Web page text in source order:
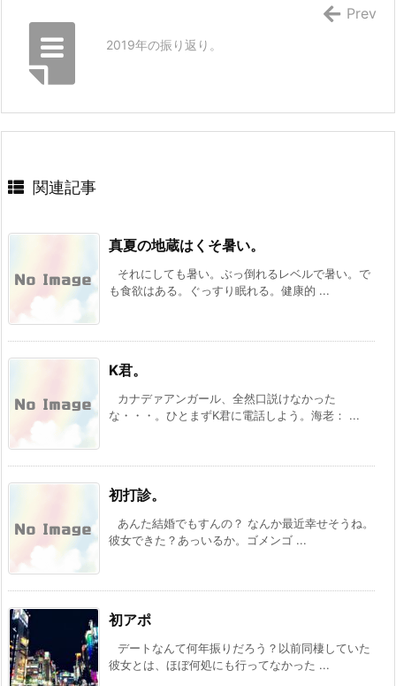
2019年の振り返り。
Prev
関連記事
真夏の地蔵はくそ暑い。
それにしても暑い。ぶっ倒れるレベルで暑い。で
も食欲はある。ぐっすり眠れる。健康的 ...
K君。
カナデァアンガール、全然口説けなかった
な・・・。ひとまずK君に電話しよう。海老： ...
初打診。
あんた結婚でもすんの？ なんか最近幸せそうね。
彼女できた？あっいるか。ゴメンゴ ...
初アポ
デートなんて何年振りだろう？以前同棲していた
彼女とは、ほぼ何処にも行ってなかった ...